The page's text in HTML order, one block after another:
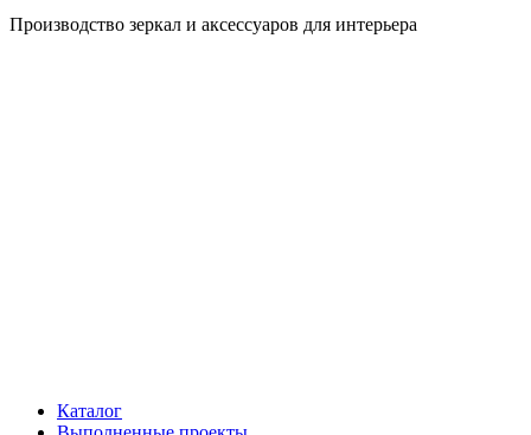
Производство зеркал и аксессуаров для интерьера
Каталог